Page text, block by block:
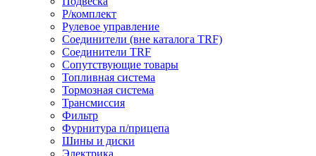
Р/комплект
Рулевое управление
Соединители (вне каталога TRF)
Соединители TRF
Сопутствующие товары
Топливная система
Тормозная система
Трансмиссия
Фильтр
Фурнитура п/прицепа
Шины и диски